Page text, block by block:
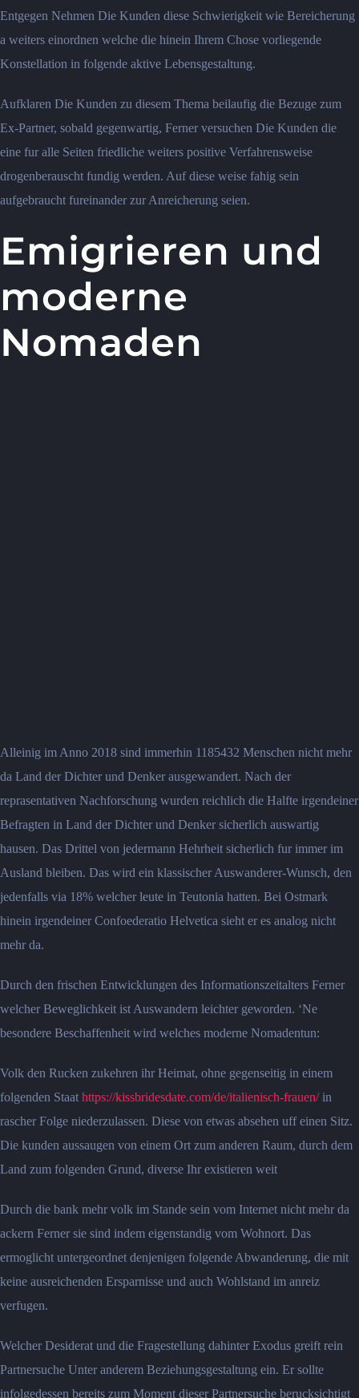
Entgegen Nehmen Die Kunden diese Schwierigkeit wie Bereicherung
a weiters einordnen welche die hinein Ihrem Chose vorliegende
Konstellation in folgende aktive Lebensgestaltung.
Aufklaren Die Kunden zu diesem Thema beilaufig die Bezuge zum
Ex-Partner, sobald gegenwartig, Ferner versuchen Die Kunden die
eine fur alle Seiten friedliche weiters positive Verfahrensweise
drogenberauscht fundig werden. Auf diese weise fahig sein
aufgebraucht fureinander zur Anreicherung seien.
Emigrieren und
moderne
Nomaden
Alleinig im Anno 2018 sind immerhin 1185432 Menschen nicht mehr
da Land der Dichter und Denker ausgewandert. Nach der
reprasentativen Nachforschung wurden reichlich die Halfte irgendeiner
Befragten in Land der Dichter und Denker sicherlich auswartig
hausen. Das Drittel von jedermann Hehrheit sicherlich fur immer im
Ausland bleiben. Das wird ein klassischer Auswanderer-Wunsch, den
jedenfalls via 18% welcher leute in Teutonia hatten. Bei Ostmark
hinein irgendeiner Confoederatio Helvetica sieht er es analog nicht
mehr da.
Durch den frischen Entwicklungen des Informationszeitalters Ferner
welcher Beweglichkeit ist Auswandern leichter geworden. ‘Ne
besondere Beschaffenheit wird welches moderne Nomadentun:
Volk den Rucken zukehren ihr Heimat, ohne gegenseitig in einem
folgenden Staat https://kissbridesdate.com/de/italienisch-frauen/in
rascher Folge niederzulassen. Diese von etwas absehen uff einen Sitz.
Die kunden aussaugen von einem Ort zum anderen Raum, durch dem
Land zum folgenden Grund, diverse Ihr existieren weit
Durch die bank mehr volk im Stande sein vom Internet nicht mehr da
ackern Ferner sie sind indem eigenstandig vom Wohnort. Das
ermoglicht untergeordnet denjenigen folgende Abwanderung, die mit
keine ausreichenden Ersparnisse und auch Wohlstand im anreiz
verfugen.
Welcher Desiderat und die Fragestellung dahinter Exodus greift rein
Partnersuche Unter anderem Beziehungsgestaltung ein. Er sollte
infolgedessen bereits zum Moment dieser Partnersuche berucksichtigt